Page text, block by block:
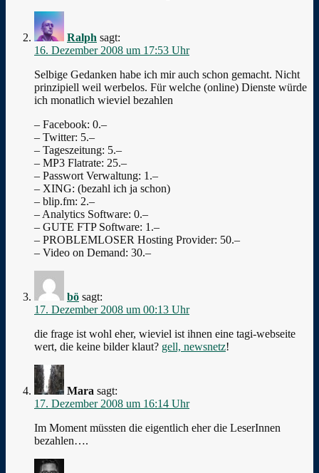
Ralph sagt:
16. Dezember 2008 um 17:53 Uhr
Selbige Gedanken habe ich mir auch schon gemacht. Nicht
prinzipiell weil werbelos. Für welche (online) Dienste würde
ich monatlich wieviel bezahlen
– Facebook: 0.–
– Twitter: 5.–
– Tageszeitung: 5.–
– MP3 Flatrate: 25.–
– Passwort Verwaltung: 1.–
– XING: (bezahl ich ja schon)
– blip.fm: 2.–
– Analytics Software: 0.–
– GUTE FTP Software: 1.–
– PROBLEMLOSER Hosting Provider: 50.–
– Video on Demand: 30.–
bö sagt:
17. Dezember 2008 um 00:13 Uhr
die frage ist wohl eher, wieviel ist ihnen eine tagi-webseite
wert, die keine bilder klaut? gell, newsnetz!
Mara sagt:
17. Dezember 2008 um 16:14 Uhr
Im Moment müssten die eigentlich eher die LeserInnen
bezahlen….